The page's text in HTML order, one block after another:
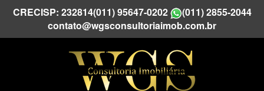
CRECISP: 232814(011) 95647-0202
(011) 2855-2044
contato@wgsconsultoriaimob.com.br